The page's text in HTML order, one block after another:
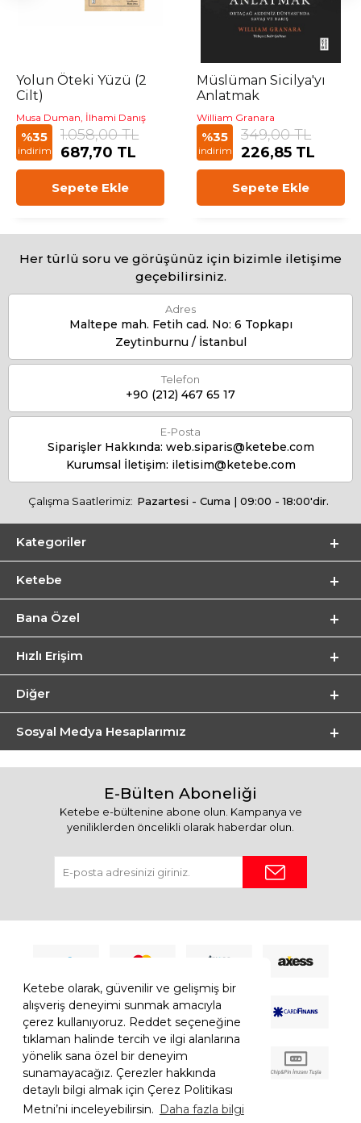
Ketebe olarak, güvenilir ve gelişmiş bir
alışveriş deneyimi sunmak amacıyla
çerez kullanıyoruz. Reddet seçeneğine
tıklaman halinde tercih ve ilgi alanlarına
yönelik sana özel bir deneyim
sunamayacağız. Çerezler hakkında
detaylı bilgi almak için Çerez Politikası
Metni’ni inceleyebilirsin. Daha fazla bilgi
Yolun Öteki Yüzü (2
Cilt)
Musa Duman, İlhami Danış
%35
indirim
1.058,00 TL
687,70 TL
Sepete Ekle
Müslüman Sicilya'yı
Anlatmak
William Granara
%35
indirim
349,00 TL
226,85 TL
Sepete Ekle
Her türlü soru ve görüşünüz için bizimle iletişime
geçebilirsiniz.
Adres
Maltepe mah. Fetih cad. No: 6 Topkapı
Zeytinburnu / İstanbul
Telefon
+90 (212) 467 65 17
E-Posta
Siparişler Hakkında: web.siparis@ketebe.com
Kurumsal İletişim: iletisim@ketebe.com
Çalışma Saatlerimiz: Pazartesi - Cuma | 09:00 - 18:00'dir.
Kategoriler
Ketebe
Bana Özel
Hızlı Erişim
Diğer
Sosyal Medya Hesaplarımız
E-Bülten Aboneliği
Ketebe e-bültenine abone olun. Kampanya ve
yeniliklerden öncelikli olarak haberdar olun.